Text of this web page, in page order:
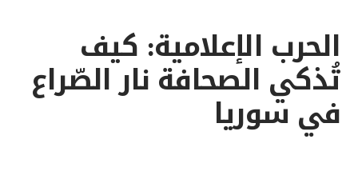
الحرب الإعلامية: كيف
تُذكي الصحافة نار الصّراع
في سوريا